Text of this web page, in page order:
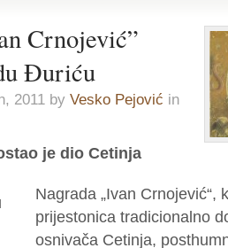
Crnojević”
Đuriću
2011 by Vesko Pejović in
je dio Cetinja
Nagrada „Ivan Crnojević“,
prijestonica tradicionalno
osnivača Cetinja,